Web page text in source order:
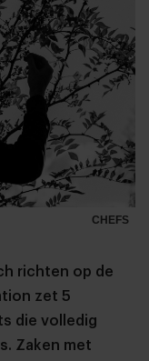
CHEFS
richten op de
zet 5
die volledig
Zaken met